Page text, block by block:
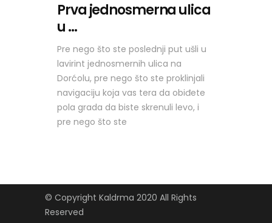
Prva jednosmerna ulica
u ...
Pre nego što ste poslednji put ušli u
lavirint jednosmernih ulica na
Dorćolu, pre nego što ste proklinjali
navigaciju koja vas tera da obiđete
pola grada da biste skrenuli levo, i
pre nego što ste
© Copyright Kaldrma 2020 All Rights
Reserved